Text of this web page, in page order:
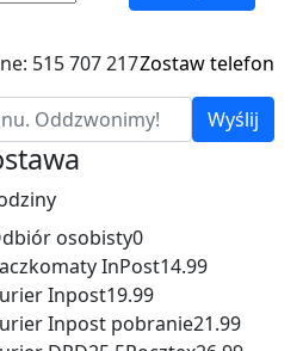
515 707 217Zostaw telefon
Wyślij
osobisty0
InPost14.99
Inpost19.99
Inpost pobranie21.99